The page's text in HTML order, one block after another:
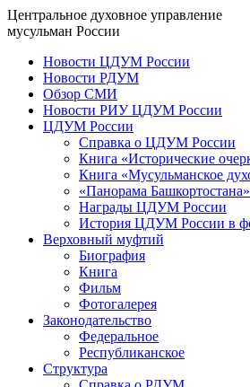
Центральное духовное управление
мусульман России
Новости ЦДУМ России
Новости РДУМ
Обзор СМИ
Новости РИУ ЦДУМ России
ЦДУМ России
Справка о ЦДУМ России
Книга «Исторические
Книга «Мусульманское
«Панорама
Награды ЦДУМ России
История ЦДУМ России в
Верховный муфтий
Биография
Книга
Фильм
Фотогалерея
Законодательство
Федеральное
Республиканское
Структура